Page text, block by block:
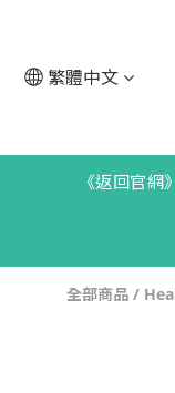
繁體中文
《返回官網》
全部商品 /